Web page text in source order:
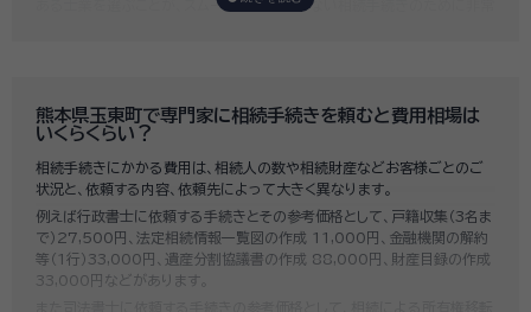
ある士業を選ぶことが、スムーズで間違いのない相続手続きのために非常
熊本県玉東町で専門家に相続手続きを頼むと費用相場は
いくらくらい？
相続手続きにかかる費用は、相続人の数や相続財産などお客様ごとのご
状況と、依頼する内容、依頼先によって大きく異なります。
例えば行政書士に依頼する手続きとその参考価格として、戸籍収集（3名ま
で）27,500円、法定相続情報一覧図の作成 11,000円、金融機関の解約
等（1行）33,000円、遺産分割協議書の作成 88,000円、財産目録の作成
33,000円などがあります。